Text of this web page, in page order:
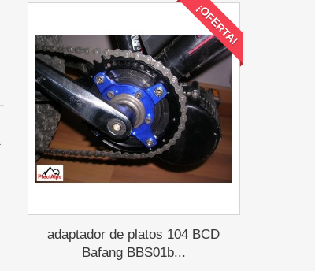
¡OFERTA!
adaptador de platos 104 BCD
Bafang BBS01b...